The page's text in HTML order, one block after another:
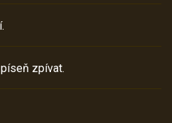
zpívat.